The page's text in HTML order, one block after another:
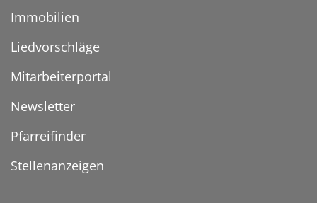
Immobilien
Liedvorschläge
Mitarbeiterportal
Newsletter
Pfarreifinder
Stellenanzeigen